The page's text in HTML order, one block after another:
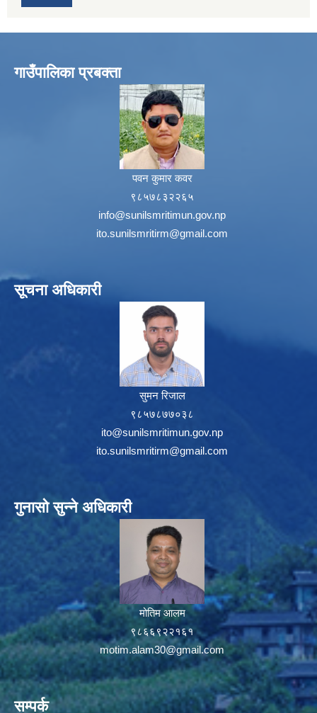
गाउँपालिका प्रबक्ता
पवन कुमार कवर
९८५७८३२२६५
info@sunilsmritimun.gov.np
ito.sunilsmritirm@gmail.com
सूचना अधिकारी
सुमन रिजाल
९८५७८७७०३८
ito@sunilsmritimun.gov.np
ito.sunilsmritirm@gmail.com
गुनासो सुन्ने अधिकारी
मोतिम आलम
९८६६९२२१६१
motim.alam30@gmail.com
सम्पर्क